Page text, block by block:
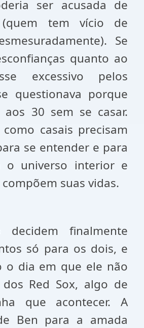
ser acusada de
(quem tem vício de
Se
quanto ao
excessivo pelos
questionava porque
aos 30 sem se casar.
casais precisam
se entender e para
o universo interior e
suas vidas.
decidem finalmente
só para os dois, e
o dia em que ele não
Red Sox, algo de
que acontecer. A
Ben para a amada